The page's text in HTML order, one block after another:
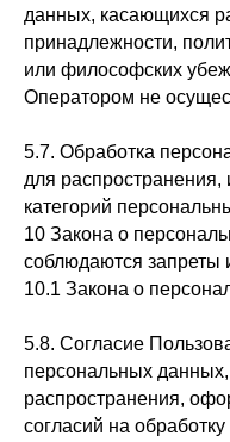
данных, касающихся
принадлежности,
или философских
Оператором не
5.7. Обработка
для распространения,
категорий
10 Закона о
соблюдаются запреты
10.1 Закона о
5.8. Согласие
персональных
распространения,
согласий на